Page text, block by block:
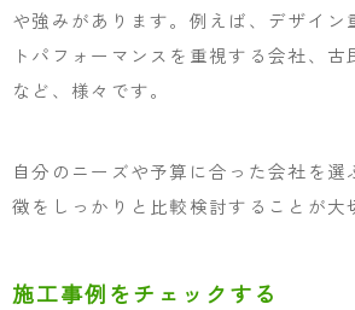
や強みがあります。例えば、デザイン
トパフォーマンスを重視する会社、
など、様々です。
自分のニーズや予算に合った会社を選
徴をしっかりと比較検討することが大
施工事例をチェックする